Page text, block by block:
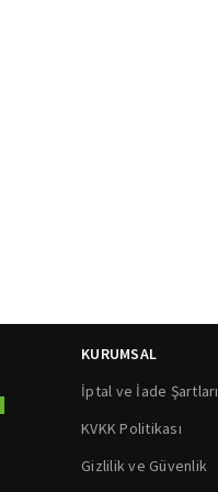
KURUMSAL
İptal ve İade Şartları
KVKK Politikası
Gizlilik ve Güvenlik